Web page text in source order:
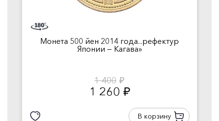
Монета 500 йен 2014 года...рефектур
Японии — Кагава»
1 400 руб.
1 260 руб.
В корзину